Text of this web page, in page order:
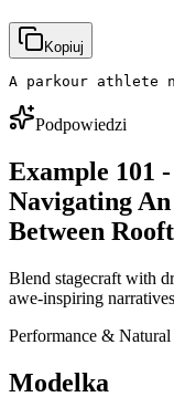
Kopiuj
A parkour athlete
Podpowiedzi
Example 101
Navigating
Between
Blend stagecraft with
awe-inspiring
Performance & Natural
Modelka